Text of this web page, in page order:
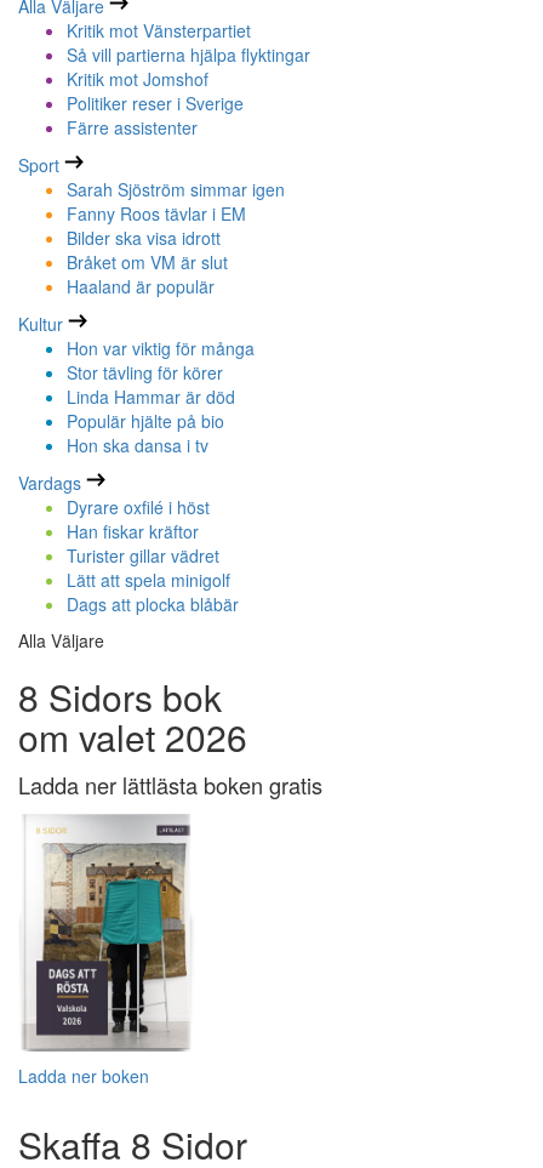
Alla Väljare
Kritik mot Vänsterpartiet
Så vill partierna hjälpa flyktingar
Kritik mot Jomshof
Politiker reser i Sverige
Färre assistenter
Sport
Sarah Sjöström simmar igen
Fanny Roos tävlar i EM
Bilder ska visa idrott
Bråket om VM är slut
Haaland är populär
Kultur
Hon var viktig för många
Stor tävling för körer
Linda Hammar är död
Populär hjälte på bio
Hon ska dansa i tv
Vardags
Dyrare oxfilé i höst
Han fiskar kräftor
Turister gillar vädret
Lätt att spela minigolf
Dags att plocka blåbär
Alla Väljare
8 Sidors bok
om valet 2026
Ladda ner lättlästa boken gratis
Ladda ner boken
Skaffa 8 Sidor